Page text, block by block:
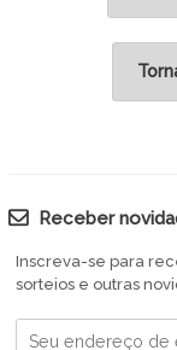
Receber
Inscreva-se para
sorteios e outras